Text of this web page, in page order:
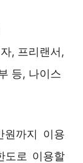
, 프리랜서,
등, 나이스
원까지 이용
도로 이용할